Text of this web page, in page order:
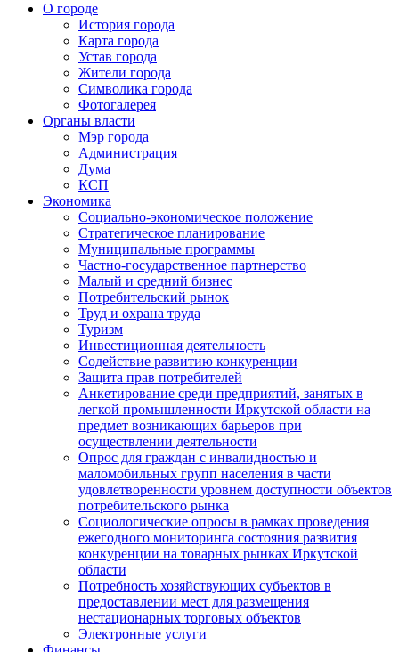
О городе
История города
Карта города
Устав города
Жители города
Символика города
Фотогалерея
Органы власти
Мэр города
Администрация
Дума
КСП
Экономика
Социально-экономическое положение
Стратегическое планирование
Муниципальные программы
Частно-государственное партнерство
Малый и средний бизнес
Потребительский рынок
Труд и охрана труда
Туризм
Инвестиционная деятельность
Содействие развитию конкуренции
Защита прав потребителей
Анкетирование среди предприятий, занятых в
легкой промышленности Иркутской области на
предмет возникающих барьеров при
осуществлении деятельности
Опрос для граждан с инвалидностью и
маломобильных групп населения в части
удовлетворенности уровнем доступности объектов
потребительского рынка
Социологические опросы в рамках проведения
ежегодного мониторинга состояния развития
конкуренции на товарных рынках Иркутской
области
Потребность хозяйствующих субъектов в
предоставлении мест для размещения
нестационарных торговых объектов
Электронные услуги